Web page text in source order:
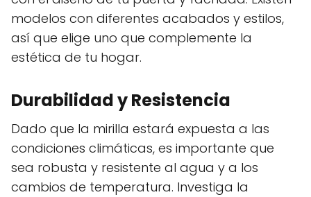
modelos con diferentes acabados y estilos,
así que elige uno que complemente la
estética de tu hogar.
Durabilidad y Resistencia
Dado que la mirilla estará expuesta a las
condiciones climáticas, es importante que
sea robusta y resistente al agua y a los
cambios de temperatura. Investiga la